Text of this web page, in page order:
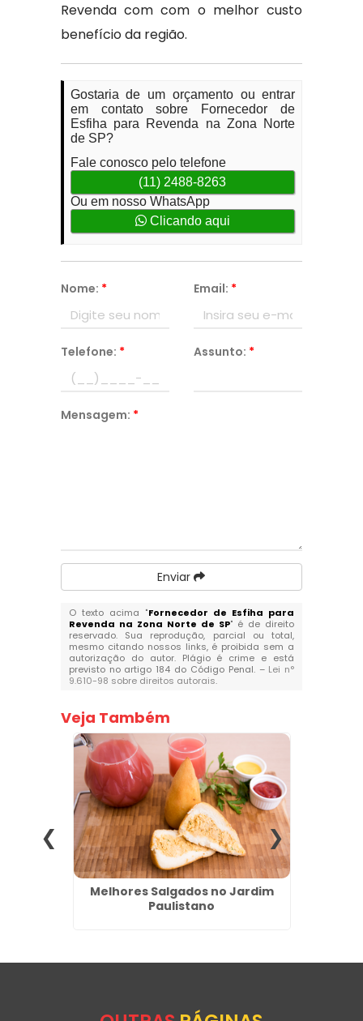
Revenda com com o melhor custo
benefício da região.
Gostaria de um orçamento ou entrar
em contato sobre Fornecedor de
Esfiha para Revenda na Zona Norte
de SP?
Fale conosco pelo telefone
(11) 2488-8263
Ou em nosso WhatsApp
Clicando aqui
Nome: * Email: *
Telefone: * Assunto: *
Mensagem: *
Enviar
O texto acima "Fornecedor de Esfiha para
Revenda na Zona Norte de SP" é de direito
reservado. Sua reprodução, parcial ou total,
mesmo citando nossos links, é proibida sem a
autorização do autor. Plágio é crime e está
previsto no artigo 184 do Código Penal. – Lei n°
9.610-98 sobre direitos autorais.
Veja Também
Melhores Salgados no Jardim
Paulistano